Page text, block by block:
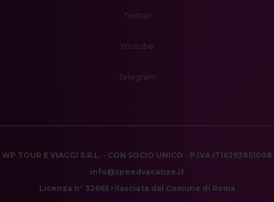
Twitter
Youtube
Telegram
WP TOUR E VIAGGI S.R.L. - CON SOCIO UNICO - P.IVA IT16293851008
info@speedvacanze.it
Licenza n° 32665 rilasciata dal Comune di Roma